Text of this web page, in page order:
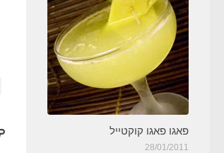
פאגו פאגו קוקטייל
28/01/2011